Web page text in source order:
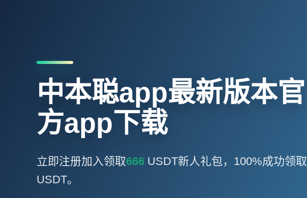
中本聪app最新版本官
方app下载
立即注册加入领取666 USDT新人礼包，100%成功领取
USDT。